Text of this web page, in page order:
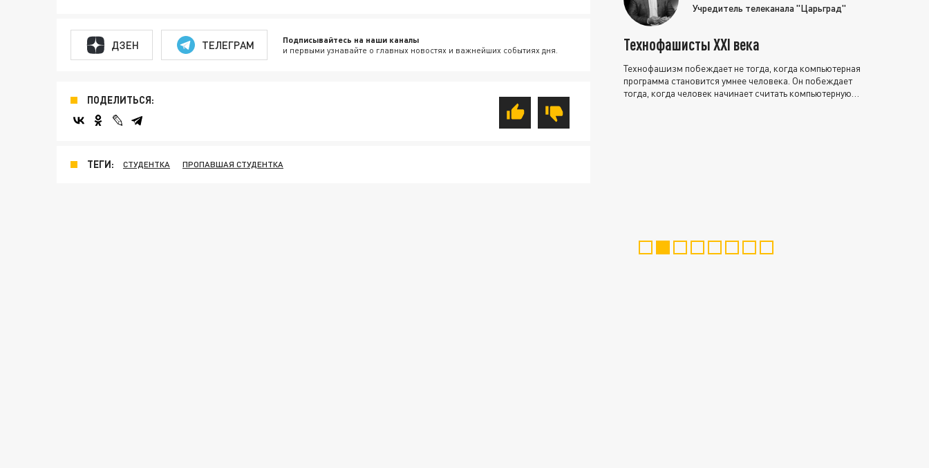
ДЗЕН ТЕЛЕГРАМ Подписывайтесь на наши каналы
и первыми узнавайте о главных новостях и важнейших событиях дня.
ПОДЕЛИТЬСЯ:
ТЕГИ: СТУДЕНТКА ПРОПАВШАЯ СТУДЕНТКА
Учредитель телеканала "Царьград"
Технофашисты XXI века
Технофашизм побеждает не тогда, когда компьютерная
программа становится умнее человека. Он побеждает
тогда, когда человек начинает считать компьютерную